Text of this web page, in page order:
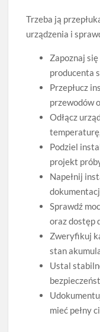
Trzeba ją
urządzenia i
Zapoznaj
producenta
Przepłucz
przewodów
Odłącz
Podziel
projekt
Napełnij
Sprawdź
oraz dostęp
Zweryfikuj
stan
Ustal
mieć pełny